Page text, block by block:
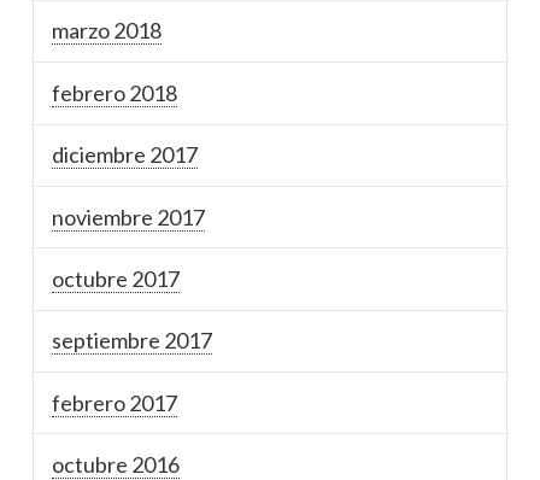
marzo 2018
febrero 2018
diciembre 2017
noviembre 2017
octubre 2017
septiembre 2017
febrero 2017
octubre 2016